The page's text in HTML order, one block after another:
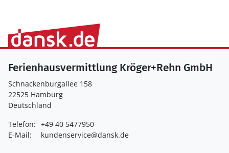
Ferienhausvermittlung Kröger+Rehn GmbH
Schnackenburgallee 158
22525 Hamburg
Deutschland
Telefon: +49 40 5477950
E-Mail:
kundenservice@dansk.de